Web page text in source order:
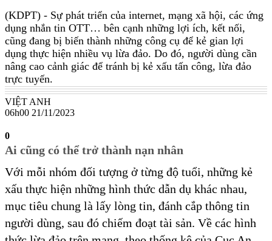
(KDPT) - Sự phát triển của internet, mạng xã hội, các ứng
dụng nhắn tin OTT… bên cạnh những lợi ích, kết nối,
cũng đang bị biến thành những công cụ để kẻ gian lợi
dụng thực hiện nhiều vụ lừa đảo. Do đó, người dùng cần
nâng cao cảnh giác để tránh bị kẻ xấu tấn công, lừa đảo
trực tuyến.
VIỆT ANH
06h00 21/11/2023
0
Ai cũng có thể trở thành nạn nhân
Với mỗi nhóm đối tượng ở từng độ tuổi, những kẻ
xấu thực hiện những hình thức dẫn dụ khác nhau,
mục tiêu chung là lấy lòng tin, đánh cắp thông tin
người dùng, sau đó chiếm đoạt tài sản. Về các hình